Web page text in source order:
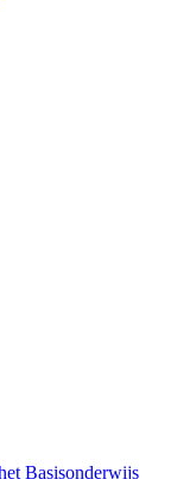
Basisonderwijs